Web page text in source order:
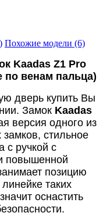
Похожие модели (6)
Kaadas Z1 Pro
по венам пальца)
дверь купить Вы
Замок Kaadas
версия одного из
стильное
с ручкой с
повышенной
позицию
таких
оснастить